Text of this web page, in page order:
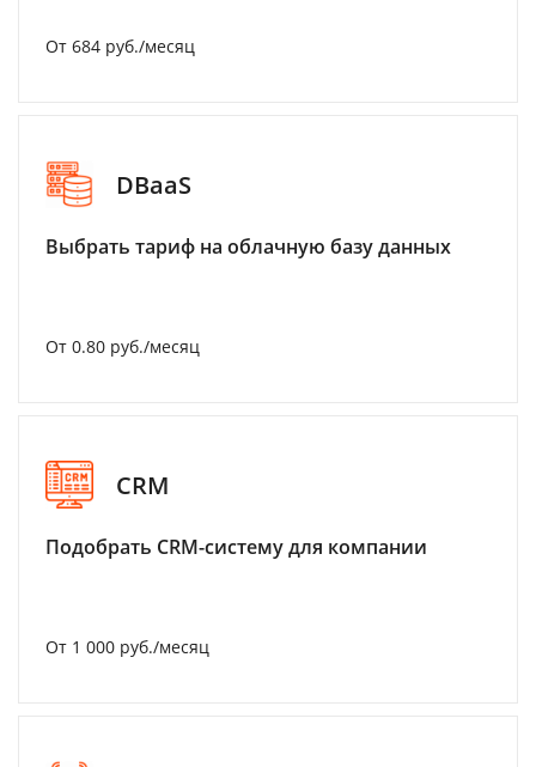
От 684 руб./месяц
DBaaS
Выбрать тариф на облачную базу данных
От 0.80 руб./месяц
CRM
Подобрать CRM-систему для компании
От 1 000 руб./месяц